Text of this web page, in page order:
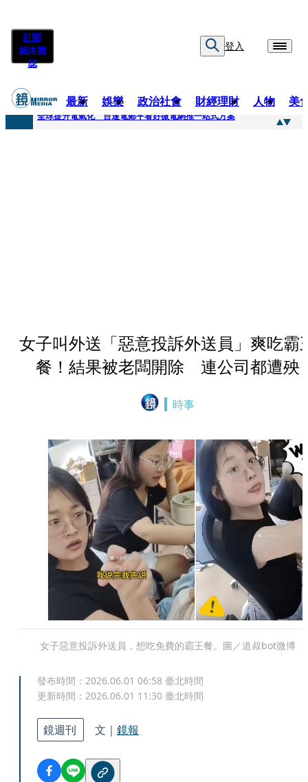
訂閱
紙本雜
誌
登入
最新 娛樂 政治社會 財經理財 人物 美
快訊
全球提升電氣化 台達電鄭平看好微電網推一站式方案
女子叫外送「惡意投訴外送員」爽吃霸
餐！結果被老闆開除 連公司都遭殃
時事
女子惡意投訴外送員，想吃免費的霸王餐。圖／道叔bot微博
發布時間： 2026.06.01 06:58 臺北時間
更新時間： 2026.06.01 11:30 臺北時間
鏡週刊 文｜ 鏡報